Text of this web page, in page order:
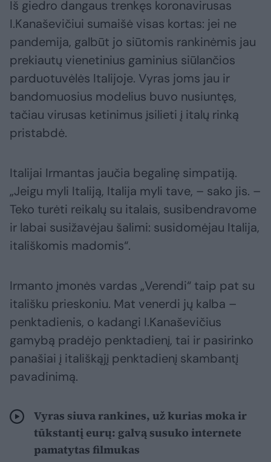
Iš giedro dangaus trenkęs koronavirusas
I.Kanaševičiui sumaišė visas kortas: jei ne
pandemija, galbūt jo siūtomis rankinėmis jau
prekiautų vienetinius gaminius siūlančios
parduotuvėlės Italijoje. Vyras joms jau ir
bandomuosius modelius buvo nusiuntęs,
tačiau virusas ketinimus įsilieti į italų rinką
pristabdė.
Italijai Irmantas jaučia begalinę simpatiją.
„Jeigu myli Italiją, Italija myli tave, – sako jis. –
Teko turėti reikalų su italais, susibendravome
ir labai susižavėjau šalimi: susidomėjau Italija,
itališkomis madomis“.
Irmanto įmonės vardas „Verendi“ taip pat su
itališku prieskoniu. Mat venerdi jų kalba –
penktadienis, o kadangi I.Kanaševičius
gamybą pradėjo penktadienį, tai ir pasirinko
panašiai į itališkąjį penktadienį skambantį
pavadinimą.
Vyras siuva rankines, už kurias moka ir
tūkstantį eurų: galvą susuko internete
pamatytas filmukas